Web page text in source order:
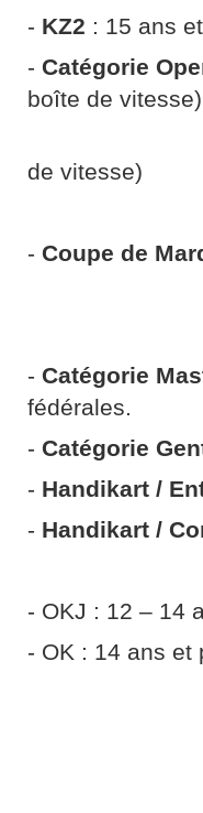
- KZ2 : 15 ans
- Catégorie
boîte de vitesse)
de vitesse)
- Coupe de
- Catégorie
fédérales.
- Catégorie
- Handikart /
- Handikart /
- OKJ : 12 – 14
- OK : 14 ans et